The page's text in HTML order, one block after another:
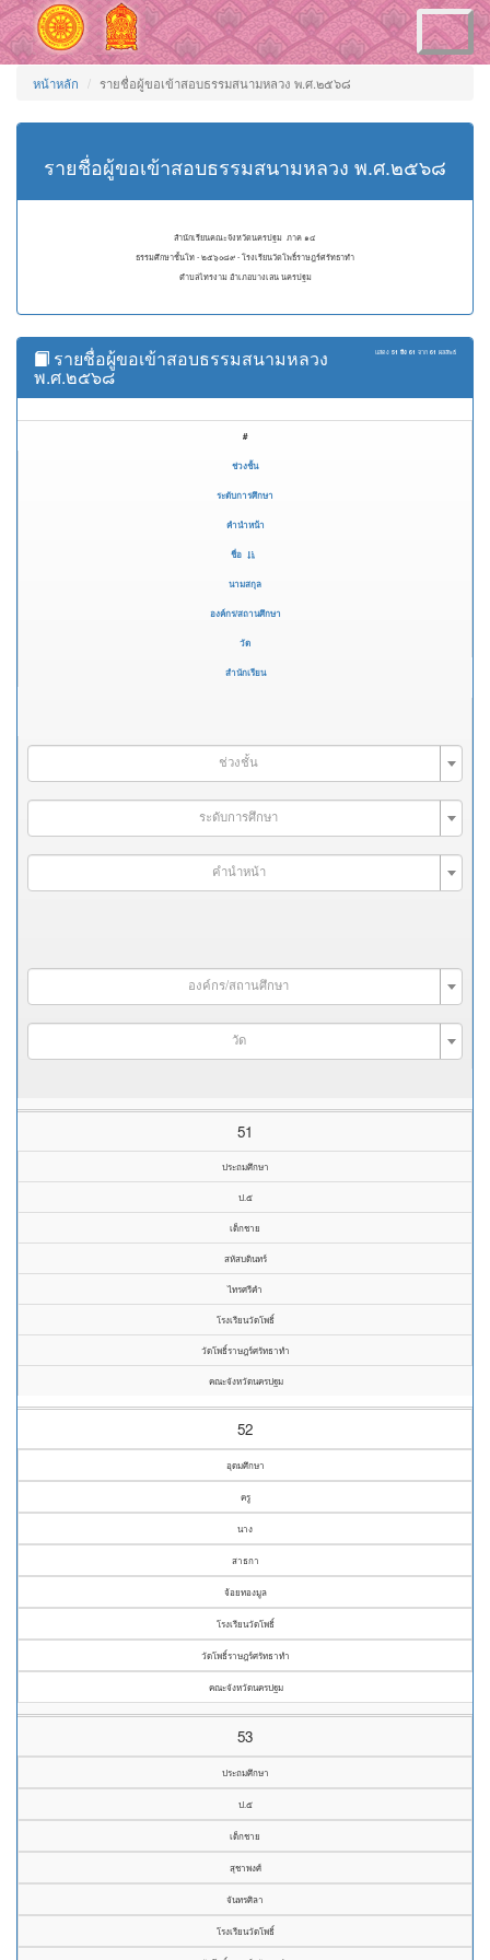
Toggle
navigation
หน้าหลัก รายชื่อผู้ขอเข้าสอบธรรมสนามหลวง พ.ศ.๒๕๖๘
รายชื่อผู้ขอเข้าสอบธรรมสนามหลวง พ.ศ.๒๕๖๘
สำนักเรียนคณะจังหวัดนครปฐม ภาค ๑๔
ธรรมศึกษาชั้นโท - ๒๕๖๐๘๙ - โรงเรียนวัดโพธิ์ราษฎร์ศรัทธาทำ
ตำบลไทรงาม อำเภอบางเลน นครปฐม
แสดง 51 ถึง 61 จาก 61 ผลลัพธ์
รายชื่อผู้ขอเข้าสอบธรรมสนามหลวง
พ.ศ.๒๕๖๘
#
ช่วงชั้น
ระดับการศึกษา
คำนำหน้า
ชื่อ
นามสกุล
องค์กร/สถานศึกษา
วัด
สำนักเรียน
ช่วงชั้น
ระดับการศึกษา
คำนำหน้า
องค์กร/สถานศึกษา
วัด
51
ประถมศึกษา
ป.๕
เด็กชาย
สหัสบดินทร์
ไทรศรีคำ
โรงเรียนวัดโพธิ์
วัดโพธิ์ราษฎร์ศรัทธาทำ
คณะจังหวัดนครปฐม
52
อุดมศึกษา
ครู
นาง
สาธกา
จ้อยทองมูล
โรงเรียนวัดโพธิ์
วัดโพธิ์ราษฎร์ศรัทธาทำ
คณะจังหวัดนครปฐม
53
ประถมศึกษา
ป.๕
เด็กชาย
สุชาพงศ์
จันทรศิลา
โรงเรียนวัดโพธิ์